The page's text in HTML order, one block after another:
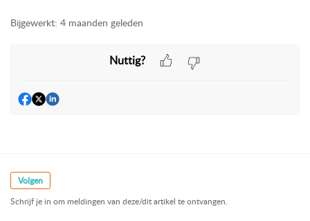
Bijgewerkt: 4 maanden geleden
Nuttig?
Volgen
Schrijf je in om meldingen van deze/dit artikel te ontvangen.